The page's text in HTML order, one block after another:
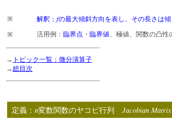
※ 解釈： fの最大傾斜方向を表し、その長さは
※ 活用例： 臨界点 ・ 臨界値、極値、関数の凸性
→ トピック一覧：微分演算子
→総目次
定義：n変数関数のヤコビ行列Jacobian Matrix